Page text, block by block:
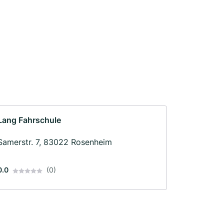
Fahrschule
7, 83022 Rosenheim
(0)